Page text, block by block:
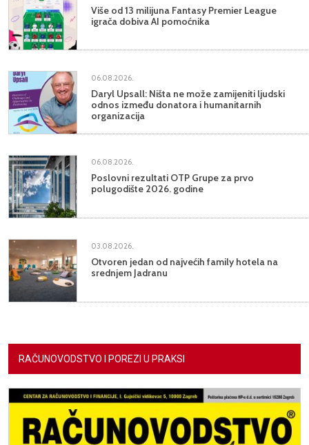
Više od 13 milijuna Fantasy Premier League
igrača dobiva AI pomoćnika
06.08.2026.
Daryl Upsall: Ništa ne može zamijeniti ljudski
odnos između donatora i humanitarnih
organizacija
06.08.2026.
Poslovni rezultati OTP Grupe za prvo
polugodište 2026. godine
03.08.2026.
Otvoren jedan od najvećih family hotela na
srednjem Jadranu
RAČUNOVODSTVO I POREZI U PRAKSI